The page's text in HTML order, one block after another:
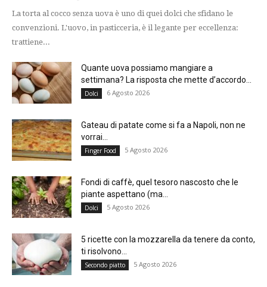
La torta al cocco senza uova è uno di quei dolci che sfidano le
convenzioni. L'uovo, in pasticceria, è il legante per eccellenza:
trattiene...
Quante uova possiamo mangiare a
settimana? La risposta che mette d’accordo...
Dolci 6 Agosto 2026
Gateau di patate come si fa a Napoli, non ne
vorrai...
Finger Food 5 Agosto 2026
Fondi di caffè, quel tesoro nascosto che le
piante aspettano (ma...
Dolci 5 Agosto 2026
5 ricette con la mozzarella da tenere da conto,
ti risolvono...
Secondo piatto 5 Agosto 2026